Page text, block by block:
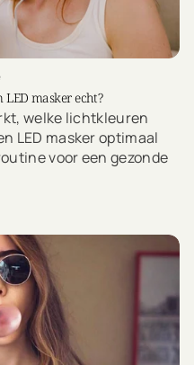
masker echt?
welke lichtkleuren
LED masker optimaal
voor een gezonde